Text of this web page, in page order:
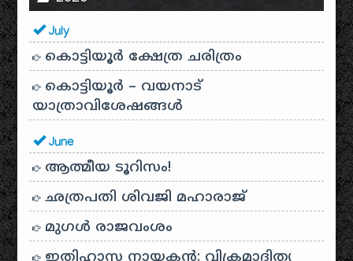
July
കൊട്ടിയൂർ ക്ഷേത്ര ചരിത്രം
കൊട്ടിയൂർ – വയനാട്
യാത്രാവിശേഷങ്ങൾ
June
ആത്മീയ ടൂറിസം!
ഛത്രപതി ശിവജി മഹാരാജ്
മുഗൾ രാജവംശം